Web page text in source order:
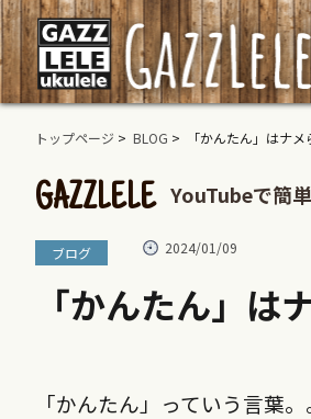
トップページ > BLOG > 「かんたん」はナメ
GAZZLELE YouTubeで簡
ブログ 2024/01/09
「かんたん」は
「かんたん」っていう言葉。